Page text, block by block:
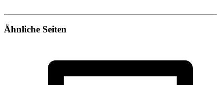
Ähnliche Seiten